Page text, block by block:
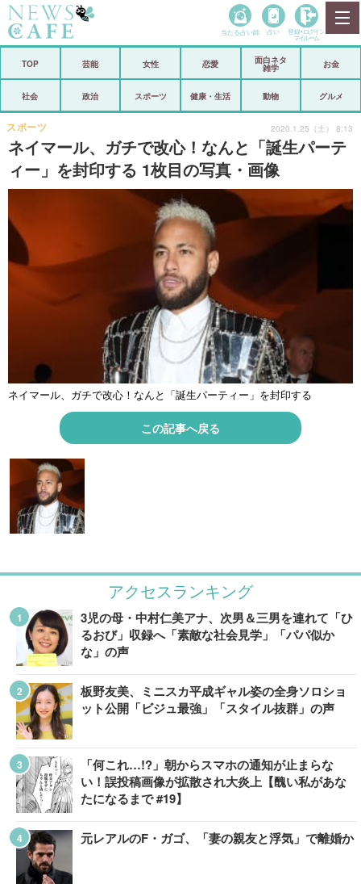
政治
経済
芸能 スポーツ
恋愛 ビックリ
アリ／ナシ
ショップ
登録・ログイン/マイルーム
当たる占い師 占い 登録• ログイン
マイルーム
TOP 芸能 女性 恋愛
面白ネタ
雑学
お金
社会 政治 スポーツ 健康・生活 動物 グルメ
ネイマール、ガチで改心！なんと「誕生パーテ
ィー」を封印する 1枚目の写真・画像
スポーツ 2020.1.25（土） 8:13
ネイマール、ガチで改心！なんと「誕生パーティー」を封印する
この記事へ戻る
アクセスランキング
3児の母・中村仁美アナ、次男＆三男を連れて「ひ
るおび」収録へ「素敵な社会見学」「パパ似か
な」の声
板野友美、ミニスカ平成ギャル姿の全身ソロショ
ット公開「ビジュ最強」「スタイル抜群」の声
「何これ…!?」朝からスマホの通知が止まらな
い！誤投稿画像が拡散され大炎上【醜い私があな
たになるまで #19】
元レアルのF・ガゴ、「妻の親友と浮気」で離婚か